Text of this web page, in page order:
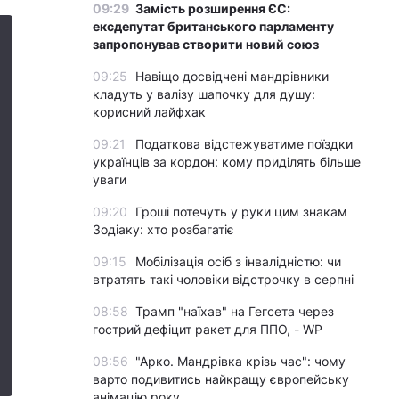
09:29 Замість розширення ЄС:
ексдепутат британського парламенту
запропонував створити новий союз
09:25
Навіщо досвідчені мандрівники
кладуть у валізу шапочку для душу:
корисний лайфхак
09:21
Податкова відстежуватиме поїздки
українців за кордон: кому приділять більше
уваги
09:20
Гроші потечуть у руки цим знакам
Зодіаку: хто розбагатіє
09:15
Мобілізація осіб з інвалідністю: чи
втратять такі чоловіки відстрочку в серпні
08:58 Трамп "наїхав" на Гегсета через
гострий дефіцит ракет для ППО, - WP
08:56 "Арко. Мандрівка крізь час": чому
варто подивитись найкращу європейську